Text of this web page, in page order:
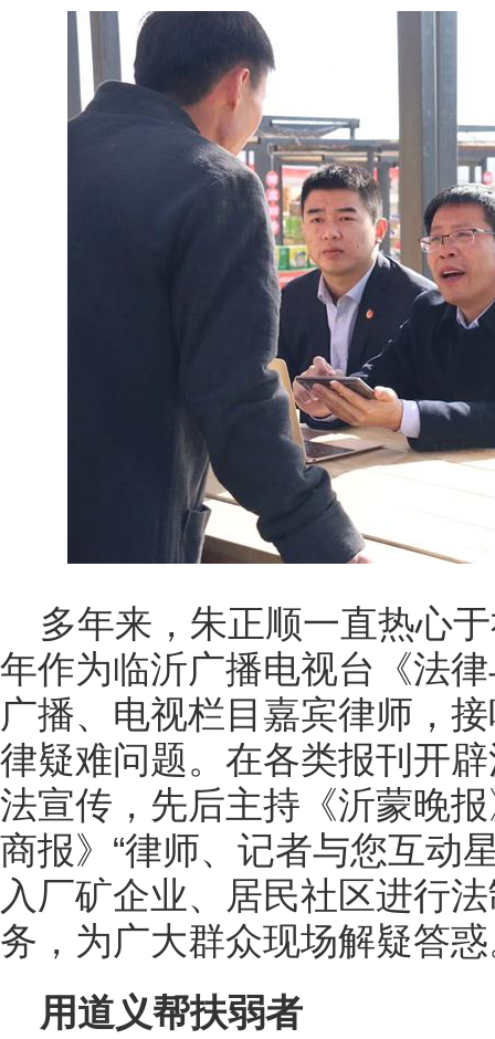
多年来，朱正顺一直热心
年作为临沂广播电视台《法
广播、电视栏目嘉宾律师，
律疑难问题。在各类报刊开
法宣传，先后主持《沂蒙晚
商报》“律师、记者与您互动
入厂矿企业、居民社区进行
务，为广大群众现场解疑答
用道义帮扶弱者